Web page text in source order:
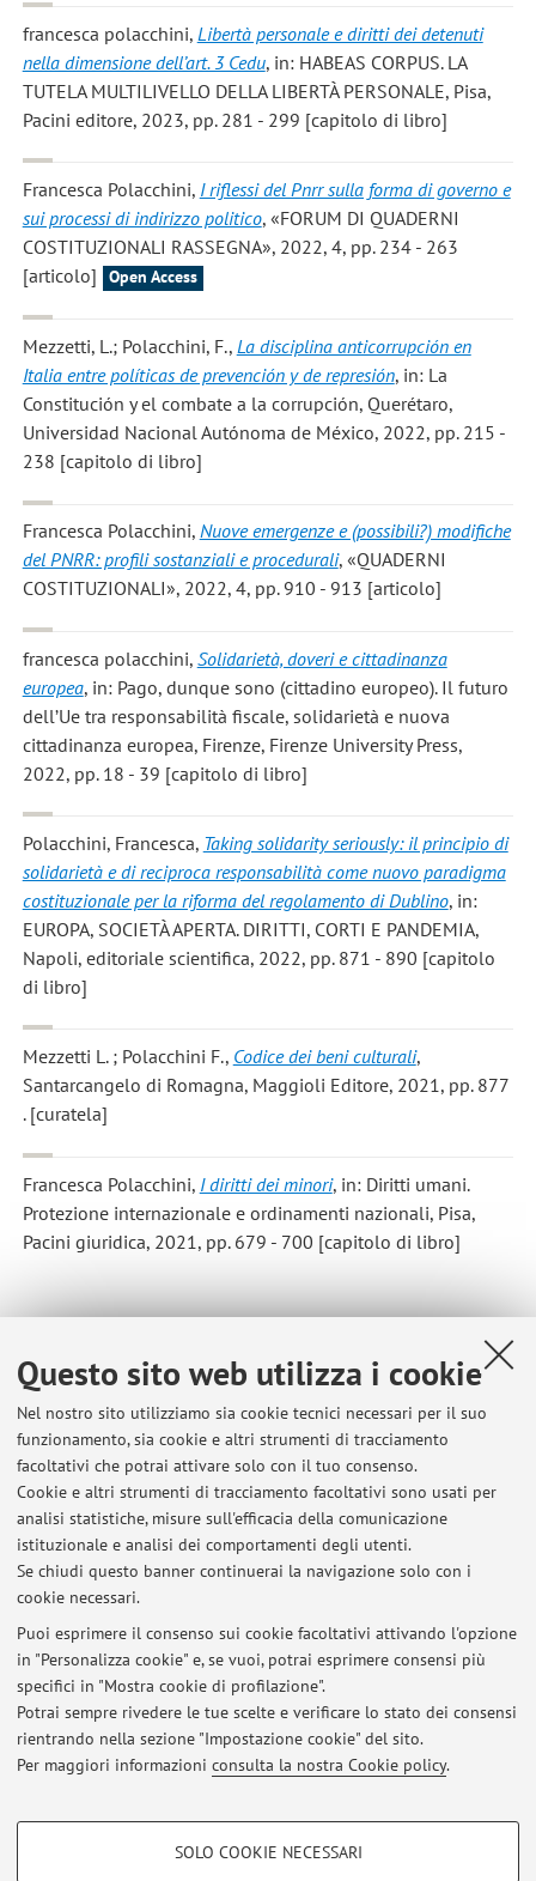
Questo sito web utilizza i cookie
Nel nostro sito utilizziamo sia cookie tecnici necessari per il suo
funzionamento, sia cookie e altri strumenti di tracciamento
facoltativi che potrai attivare solo con il tuo consenso.
Cookie e altri strumenti di tracciamento facoltativi sono usati per
analisi statistiche, misure sull'efficacia della comunicazione
istituzionale e analisi dei comportamenti degli utenti.
Se chiudi questo banner continuerai la navigazione solo con i
cookie necessari.
Puoi esprimere il consenso sui cookie facoltativi attivando l'opzione
in "Personalizza cookie" e, se vuoi, potrai esprimere consensi più
specifici in "Mostra cookie di profilazione".
Potrai sempre rivedere le tue scelte e verificare lo stato dei consensi
rientrando nella sezione "Impostazione cookie" del sito.
Per maggiori informazioni consulta la nostra Cookie policy.
COOKIE DI PROFILAZIONE - FACOLTATIVI
SOLO COOKIE NECESSARI
francesca polacchini, Libertà personale e diritti dei detenuti
nella dimensione dell’art. 3 Cedu, in: HABEAS CORPUS. LA
TUTELA MULTILIVELLO DELLA LIBERTÀ PERSONALE, Pisa,
Pacini editore, 2023, pp. 281 - 299 [capitolo di libro]
Francesca Polacchini, I riflessi del Pnrr sulla forma di governo e
sui processi di indirizzo politico, «FORUM DI QUADERNI
COSTITUZIONALI RASSEGNA», 2022, 4, pp. 234 - 263
[articolo]
Open Access
Mezzetti, L.; Polacchini, F., La disciplina anticorrupción en
Italia entre políticas de prevención y de represión, in: La
Constitución y el combate a la corrupción, Querétaro,
Universidad Nacional Autónoma de México, 2022, pp. 215 -
238 [capitolo di libro]
Francesca Polacchini, Nuove emergenze e (possibili?) modifiche
del PNRR: profili sostanziali e procedurali, «QUADERNI
COSTITUZIONALI», 2022, 4, pp. 910 - 913 [articolo]
francesca polacchini, Solidarietà, doveri e cittadinanza
europea, in: Pago, dunque sono (cittadino europeo). Il futuro
dell’Ue tra responsabilità fiscale, solidarietà e nuova
cittadinanza europea, Firenze, Firenze University Press,
2022, pp. 18 - 39 [capitolo di libro]
Polacchini, Francesca, Taking solidarity seriously: il principio di
solidarietà e di reciproca responsabilità come nuovo paradigma
costituzionale per la riforma del regolamento di Dublino, in:
EUROPA, SOCIETÀ APERTA. DIRITTI, CORTI E PANDEMIA,
Napoli, editoriale scientifica, 2022, pp. 871 - 890 [capitolo
di libro]
Mezzetti L. ; Polacchini F., Codice dei beni culturali,
Santarcangelo di Romagna, Maggioli Editore, 2021, pp. 877
. [curatela]
Francesca Polacchini, I diritti dei minori, in: Diritti umani.
Protezione internazionale e ordinamenti nazionali, Pisa,
Pacini giuridica, 2021, pp. 679 - 700 [capitolo di libro]
Ultimi avvisi
Appelli d'esame
Pubblicato il: 08 maggio 2025
Appelli d'esame
Pubblicato il: 14 ottobre 2024
Sospensione della lezione di Diritto pubblico dell'economia del
18.09.2024
Pubblicato il: 17 settembre 2024
Area riservata